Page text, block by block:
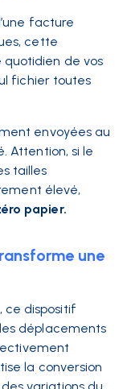
facture
cette
de vos
fichier toutes
envoyées au
Attention, si le
tailles
élevé,
papier.
une
, ce dispositif
déplacements
la conversion